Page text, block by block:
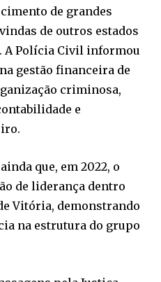
de grandes
de outros estados
A Polícia Civil informou
gestão financeira de
criminosa,
e
que, em 2022, o
de liderança dentro
Vitória, demonstrando
na estrutura do grupo